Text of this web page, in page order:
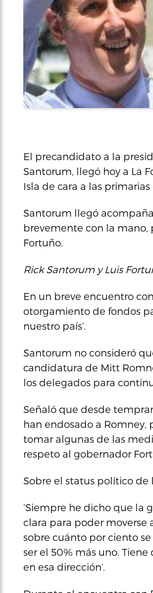
El precandidato a la
Santorum, llegó hoy a La
Isla de cara a las
Santorum llegó
brevemente con la mano,
Fortuño.
Rick Santorum y Luis
En un breve encuentro
otorgamiento de fondos
nuestro país’.
Santorum no consideró
candidatura de Mitt
los delegados para
Señaló que desde
han endosado a Romney,
tomar algunas de las
respeto al gobernador
Sobre el status político de
‘Siempre he dicho que la
clara para poder moverse
sobre cuánto por ciento
ser el 50% más uno.
en esa dirección’.